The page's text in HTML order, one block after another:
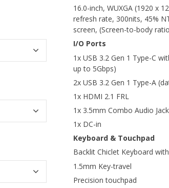
16.0-inch, WUXGA (1920 x
refresh rate, 300nits, 45%
screen, (Screen-to-body
I/O Ports
1x USB 3.2 Gen 1 Type-C
up to 5Gbps)
2x USB 3.2 Gen 1 Type-A
1x HDMI 2.1 FRL
1x 3.5mm Combo Audio Jack
1x DC-in
Keyboard & Touchpad
Backlit Chiclet Keyboard
1.5mm Key-travel
Precision touchpad